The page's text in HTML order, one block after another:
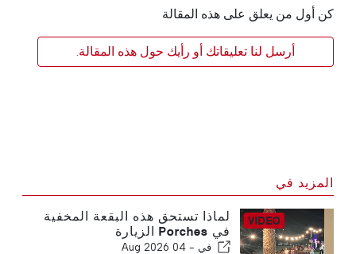
كن أول من يعلق على هذه المقالة
أرسل لنا تعليقاتك أو رأيك حول هذه المقالة.
المزيد في
لماذا تستحق هذه البقعة المخفية
في Porches الزيارة
في - 04 Aug 2026